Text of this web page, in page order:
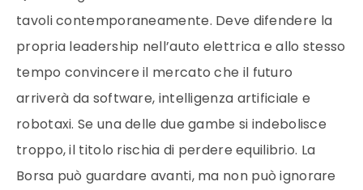
tavoli contemporaneamente. Deve difendere la
propria leadership nell’auto elettrica e allo stesso
tempo convincere il mercato che il futuro
arriverà da software, intelligenza artificiale e
robotaxi. Se una delle due gambe si indebolisce
troppo, il titolo rischia di perdere equilibrio. La
Borsa può guardare avanti, ma non può ignorare